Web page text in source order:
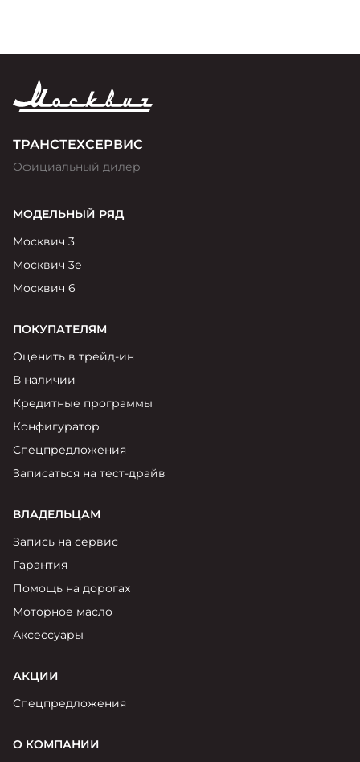
ТРАНСТЕХСЕРВИС
Официальный дилер
МОДЕЛЬНЫЙ РЯД
Москвич 3
Москвич 3е
Москвич 6
ПОКУПАТЕЛЯМ
Оценить в трейд-ин
В наличии
Кредитные программы
Конфигуратор
Спецпредложения
Записаться на тест-драйв
ВЛАДЕЛЬЦАМ
Запись на сервис
Гарантия
Помощь на дорогах
Моторное масло
Аксессуары
АКЦИИ
Спецпредложения
О КОМПАНИИ